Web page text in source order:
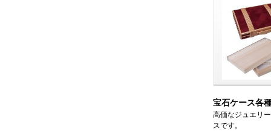
宝石ケース各
高価なジュエリ
スです。